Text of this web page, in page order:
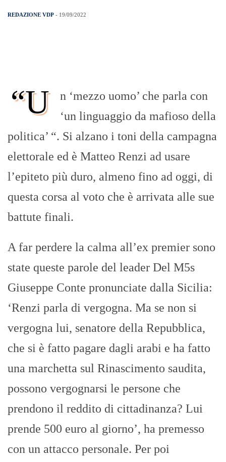
REDAZIONE VDP - 19/09/2022
“U
n ‘mezzo uomo’ che parla con
‘un linguaggio da mafioso della
politica’ “. Si alzano i toni della campagna
elettorale ed è Matteo Renzi ad usare
l’epiteto più duro, almeno fino ad oggi, di
questa corsa al voto che è arrivata alle sue
battute finali.
A far perdere la calma all’ex premier sono
state queste parole del leader Del M5s
Giuseppe Conte pronunciate dalla Sicilia:
‘Renzi parla di vergogna. Ma se non si
vergogna lui, senatore della Repubblica,
che si è fatto pagare dagli arabi e ha fatto
una marchetta sul Rinascimento saudita,
possono vergognarsi le persone che
prendono il reddito di cittadinanza? Lui
prende 500 euro al giorno’, ha premesso
con un attacco personale. Per poi